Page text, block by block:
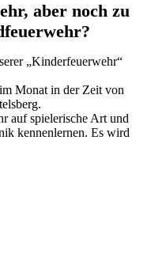
aber noch zu
„Kinderfeuerwehr“
Monat in der Zeit von
auf spielerische Art und
kennenlernen. Es wird